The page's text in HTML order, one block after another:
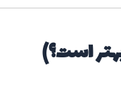
است؟)